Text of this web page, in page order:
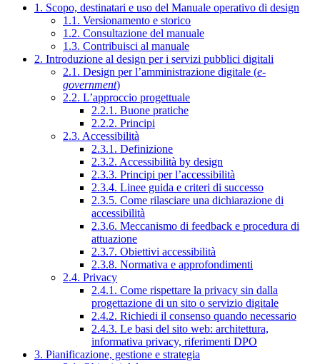
1. Scopo, destinatari e uso del Manuale operativo di design
1.1. Versionamento e storico
1.2. Consultazione del manuale
1.3. Contribuisci al manuale
2. Introduzione al design per i servizi pubblici digitali
2.1. Design per l’amministrazione digitale (e-
government)
2.2. L’approccio progettuale
2.2.1. Buone pratiche
2.2.2. Principi
2.3. Accessibilità
2.3.1. Definizione
2.3.2. Accessibilità by design
2.3.3. Principi per l’accessibilità
2.3.4. Linee guida e criteri di successo
2.3.5. Come rilasciare una dichiarazione di
accessibilità
2.3.6. Meccanismo di feedback e procedura di
attuazione
2.3.7. Obiettivi accessibilità
2.3.8. Normativa e approfondimenti
2.4. Privacy
2.4.1. Come rispettare la privacy sin dalla
progettazione di un sito o servizio digitale
2.4.2. Richiedi il consenso quando necessario
2.4.3. Le basi del sito web: architettura,
informativa privacy, riferimenti DPO
3. Pianificazione, gestione e strategia